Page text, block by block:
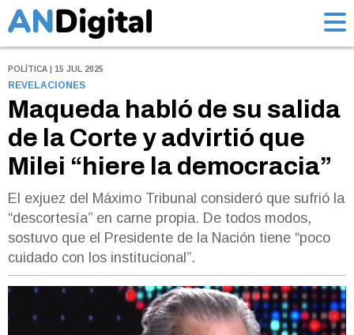
POLÍTICA | 15 JUL 2025
REVELACIONES
Maqueda habló de su salida
de la Corte y advirtió que
Milei “hiere la democracia”
El exjuez del Máximo Tribunal consideró que sufrió la
“descortesía” en carne propia. De todos modos,
sostuvo que el Presidente de la Nación tiene “poco
cuidado con los institucional”.